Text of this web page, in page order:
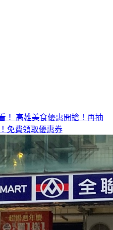
！ 高雄美食優惠開搶！再抽
免費領取優惠券